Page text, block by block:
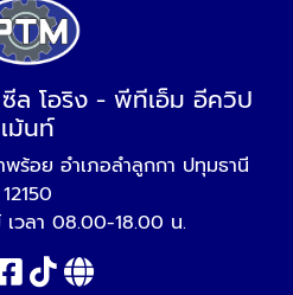
ล โอริง - พีทีเอ็ม อีควิป
เม้นท์
ร้อย อำเภอลำลูกกา ปทุมธานี
12150
วลา 08.00-18.00 น.